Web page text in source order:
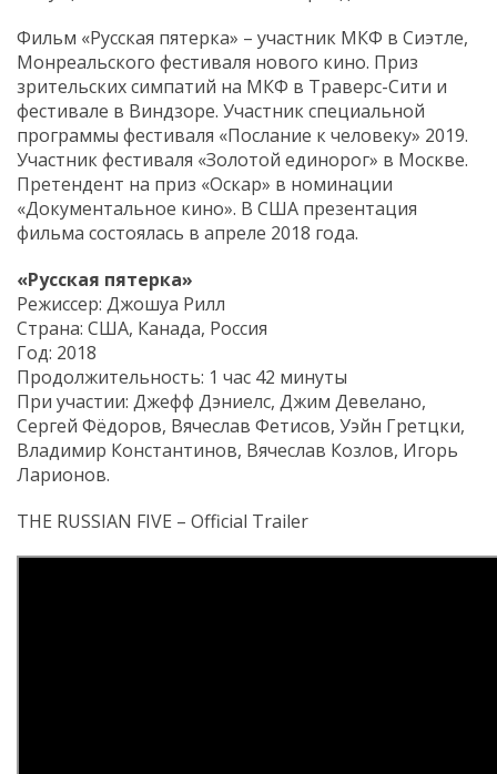
Фильм «Русская пятерка» – участник МКФ в Сиэтле,
Монреальского фестиваля нового кино. Приз
зрительских симпатий на МКФ в Траверс-Сити и
фестивале в Виндзоре. Участник специальной
программы фестиваля «Послание к человеку» 2019.
Участник фестиваля «Золотой единорог» в Москве.
Претендент на приз «Оскар» в номинации
«Документальное кино». В США презентация
фильма состоялась в апреле 2018 года.
«Русская пятерка»
Режиссер: Джошуа Рилл
Страна: США, Канада, Россия
Год: 2018
Продолжительность: 1 час 42 минуты
При участии: Джефф Дэниелс, Джим Девелано,
Сергей Фёдоров, Вячеслав Фетисов, Уэйн Гретцки,
Владимир Константинов, Вячеслав Козлов, Игорь
Ларионов.
THE RUSSIAN FIVE – Official Trailer